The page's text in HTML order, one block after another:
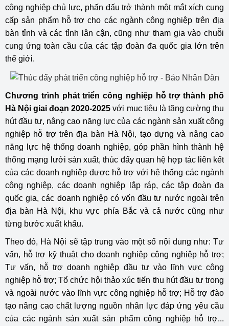
công nghiệp chủ lực, phấn đấu trở thành một mắt xích cung
cấp sản phẩm hỗ trợ cho các ngành công nghiệp trên địa
bàn tỉnh và các tỉnh lân cận, cũng như tham gia vào chuỗi
cung ứng toàn cầu của các tập đoàn đa quốc gia lớn trên
thế giới.
Chương trình phát triển công nghiệp hỗ trợ thành phố
Hà Nội giai đoạn 2020-2025 với mục tiêu là tăng cường thu
hút đầu tư, nâng cao năng lực của các ngành sản xuất công
nghiệp hỗ trợ trên địa bàn Hà Nội, tạo dựng và nâng cao
năng lực hệ thống doanh nghiệp, góp phần hình thành hệ
thống mạng lưới sản xuất, thúc đẩy quan hệ hợp tác liên kết
của các doanh nghiệp được hỗ trợ với hệ thống các ngành
công nghiệp, các doanh nghiệp lắp ráp, các tập đoàn đa
quốc gia, các doanh nghiệp có vốn đầu tư nước ngoài trên
địa bàn Hà Nội, khu vực phía Bắc và cả nước cũng như
từng bước xuất khẩu.
Theo đó, Hà Nội sẽ tập trung vào một số nội dung như: Tư
vấn, hỗ trợ kỹ thuật cho doanh nghiệp công nghiệp hỗ trợ;
Tư vấn, hỗ trợ doanh nghiệp đầu tư vào lĩnh vực công
nghiệp hỗ trợ; Tổ chức hội thảo xúc tiến thu hút đầu tư trong
và ngoài nước vào lĩnh vực công nghiệp hỗ trợ; Hỗ trợ đào
tạo nâng cao chất lượng nguồn nhân lực đáp ứng yêu cầu
của các ngành sản xuất sản phẩm công nghiệp hỗ trợ...